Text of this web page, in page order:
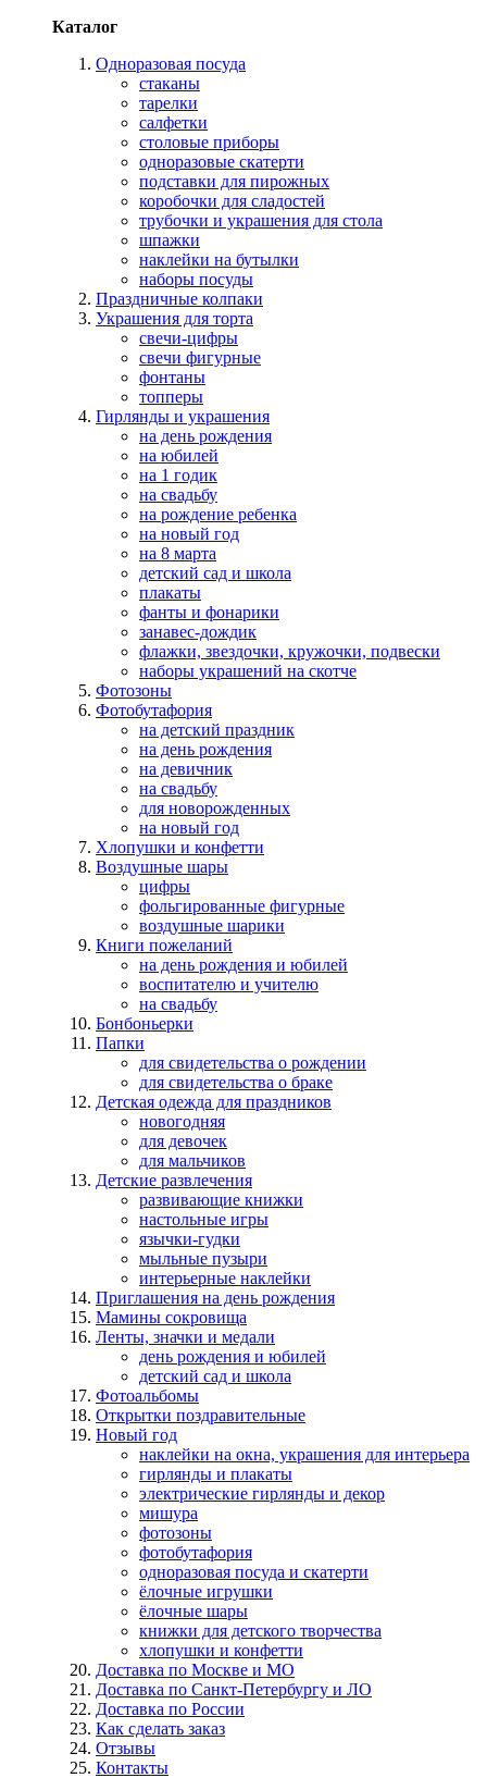
Каталог
Одноразовая посуда
стаканы
тарелки
салфетки
столовые приборы
одноразовые скатерти
подставки для пирожных
коробочки для сладостей
трубочки и украшения для стола
шпажки
наклейки на бутылки
наборы посуды
Праздничные колпаки
Украшения для торта
свечи-цифры
свечи фигурные
фонтаны
топперы
Гирлянды и украшения
на день рождения
на юбилей
на 1 годик
на свадьбу
на рождение ребенка
на новый год
на 8 марта
детский сад и школа
плакаты
фанты и фонарики
занавес-дождик
флажки, звездочки, кружочки, подвески
наборы украшений на скотче
Фотозоны
Фотобутафория
на детский праздник
на день рождения
на девичник
на свадьбу
для новорожденных
на новый год
Хлопушки и конфетти
Воздушные шары
цифры
фольгированные фигурные
воздушные шарики
Книги пожеланий
на день рождения и юбилей
воспитателю и учителю
на свадьбу
Бонбоньерки
Папки
для свидетельства о рождении
для свидетельства о браке
Детская одежда для праздников
новогодняя
для девочек
для мальчиков
Детские развлечения
развивающие книжки
настольные игры
язычки-гудки
мыльные пузыри
интерьерные наклейки
Приглашения на день рождения
Мамины сокровища
Ленты, значки и медали
день рождения и юбилей
детский сад и школа
Фотоальбомы
Открытки поздравительные
Новый год
наклейки на окна, украшения для интерьера
гирлянды и плакаты
электрические гирлянды и декор
мишура
фотозоны
фотобутафория
одноразовая посуда и скатерти
ёлочные игрушки
ёлочные шары
книжки для детского творчества
хлопушки и конфетти
Доставка по Москве и МО
Доставка по Санкт-Петербургу и ЛО
Доставка по России
Как сделать заказ
Отзывы
Контакты